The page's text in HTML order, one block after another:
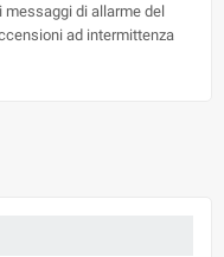
messaggi di allarme del
ad intermittenza